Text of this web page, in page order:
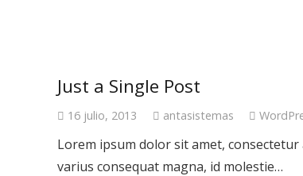
Just a Single Post
16 julio, 2013 antasistemas
Lorem ipsum dolor sit amet,
varius consequat magna, id molestie…